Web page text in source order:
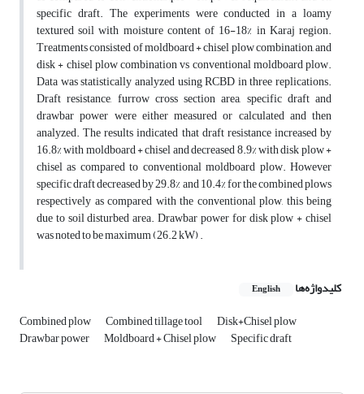
specific draft. The experiments were conducted in a loamy
textured soil with moisture content of 16-18% in Karaj region.
Treatments consisted of moldboard + chisel plow combination, and
disk + chisel plow combination vs conventional moldboard plow.
Data was statistically analyzed using RCBD in three replications.
Draft resistance, furrow cross section area, specific draft and
drawbar power were either measured or calculated and then
analyzed. The results indicated that draft resistance increased by
16.8% with moldboard + chisel and decreased 8.9% with disk plow +
chisel as compared to conventional moldboard plow. However
specific draft decreased by 29.8% and 10.4% for the combined plows
respectively as compared with the conventional plow, this being
due to soil disturbed area. Drawbar power for disk plow + chisel
was noted to be maximum (26.2 kW) .
کلیدواژه‌ها English
Combined plow Combined tillage tool Disk+Chisel plow
Drawbar power Moldboard + Chisel plow Specific draft